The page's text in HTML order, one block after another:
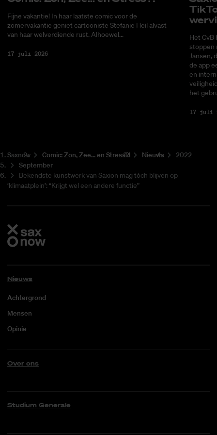
Fijne vakantie! In haar laatste comic voor de
zomervakantie geniet cartooniste Stefanie Heil alvast
van haar welverdiende rust. Alhoewel...
17 juli 2026
Het CvB
stoppen
Jansen,
de app
en
het
17 juli
Saxnow Co­mic: Zon, Zee... en Stress?! Nieuws
2022
September
Bekendste kunstwerk van Saxion mag tóch blijven op
‘klimaatplein’: “Krijgt wel een andere functie”
Nieuws
Achtergrond
Mensen
Opinie
Over ons
Studium Generale